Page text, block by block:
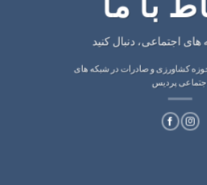
کشاورزی و صادرات در شبکه های
پردیس